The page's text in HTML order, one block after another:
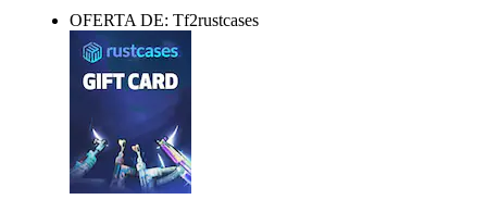
OFERTA DE: Tf2rustcases